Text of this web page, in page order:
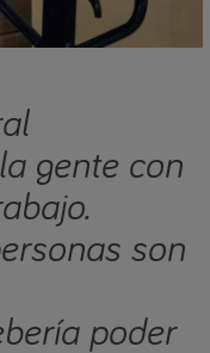
gente con
son
poder